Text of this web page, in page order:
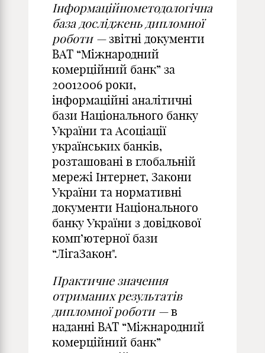
Інформаційнометодологічна
база досліджень дипломної
роботи —звітні документи
ВАТ “Міжнародний
комерційний банк” за
20012006 роки,
інформаційні аналітичні
бази Національного банку
України та Асоціації
українських банків,
розташовані в глобальній
мережі Інтернет, Закони
України та нормативні
документи Національного
банку України з довідкової
комп’ютерної бази
“ЛігаЗакон".
Практичне значення
отриманих результатів
дипломної роботи —в
наданні ВАТ “Міжнародний
комерційний банк”